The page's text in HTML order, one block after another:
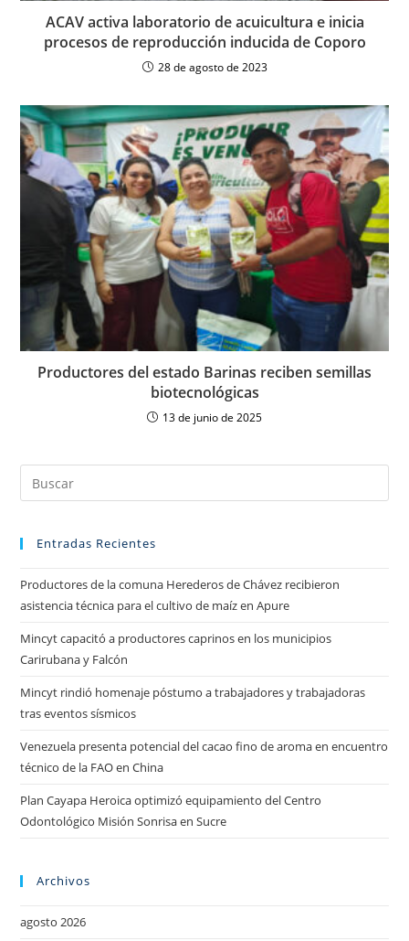
ACAV activa laboratorio de acuicultura e inicia
procesos de reproducción inducida de Coporo
28 de agosto de 2023
Productores del estado Barinas reciben semillas
biotecnológicas
13 de junio de 2025
Entradas Recientes
Productores de la comuna Herederos de Chávez recibieron
asistencia técnica para el cultivo de maíz en Apure
Mincyt capacitó a productores caprinos en los municipios
Carirubana y Falcón
Mincyt rindió homenaje póstumo a trabajadores y trabajadoras
tras eventos sísmicos
Venezuela presenta potencial del cacao fino de aroma en encuentro
técnico de la FAO en China
Plan Cayapa Heroica optimizó equipamiento del Centro
Odontológico Misión Sonrisa en Sucre
Archivos
agosto 2026